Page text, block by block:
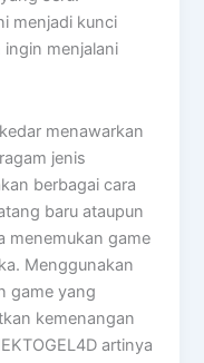
menjadi kunci
menjalani
menawarkan
jenis
berbagai cara
baru ataupun
menemukan game
Menggunakan
game yang
kemenangan
artinya